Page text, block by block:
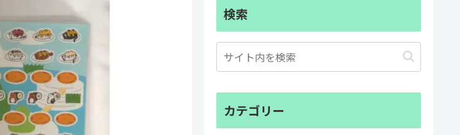
検索
カテゴリー